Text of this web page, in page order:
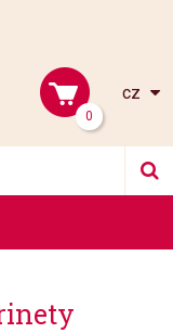
0
cz